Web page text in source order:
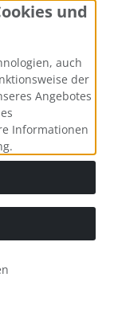
und
auch
der
Angebotes
Informationen